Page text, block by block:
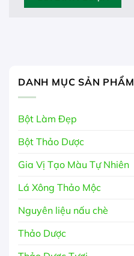
DANH MỤC SẢN PHẨM
Bột Làm Đẹp
Bột Thảo Dược
Gia Vị Tạo Màu Tự Nhiên
Lá Xông Thảo Mộc
Nguyên liệu nấu chè
Thảo Dược